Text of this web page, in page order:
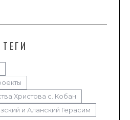
ТЕГИ
Христова с. Кобан
и Аланский Герасим